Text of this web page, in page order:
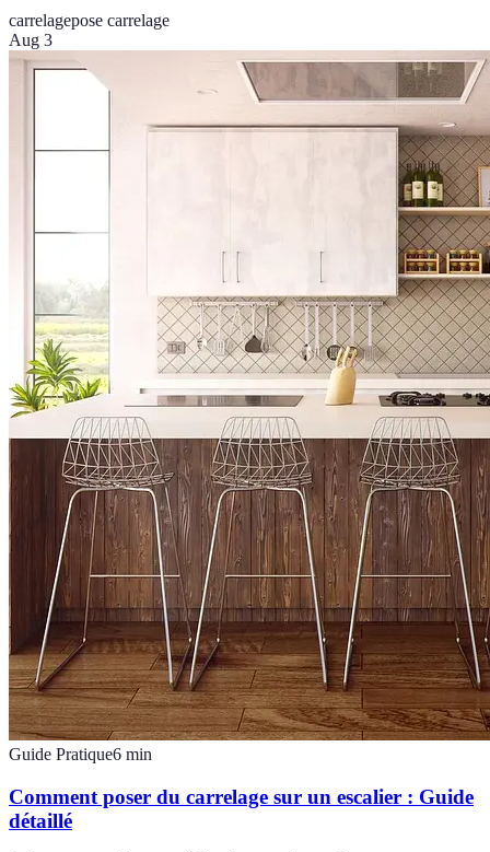
carrelagepose carrelage
Aug 3
Guide Pratique6 min
Comment poser du carrelage sur un escalier : Guide
détaillé